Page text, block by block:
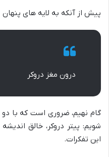
پیش از آنکه به لایه های پنهان
درون مغز دروکر
گام نهیم، ضروری است که با
شویم: پیتر دروکر، خالق
این تفکرات.